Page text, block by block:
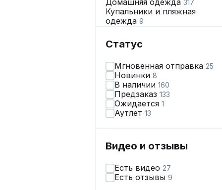
Домашняя одежда 317
Купальники и пляжная
одежда 9
Статус
Мгновенная отправка 25
Новинки 8
В наличии 160
Предзаказ 133
Ожидается 1
Аутлет 13
Видео и отзывы
Есть видео 27
Есть отзывы 9